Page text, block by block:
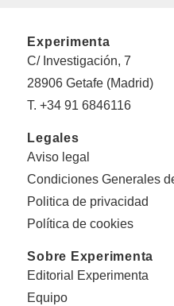
Experimenta
C/ Investigación, 7
28906 Getafe (Madrid)
T. +34 91 6846116
Legales
Aviso legal
Condiciones Generales
Politica de privacidad
Política de cookies
Sobre Experimenta
Editorial Experimenta
Equipo